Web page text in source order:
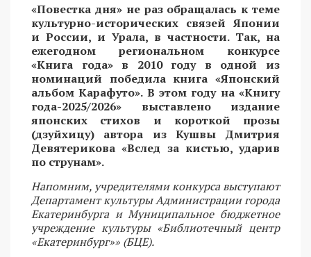
«Повестка дня» не раз обращалась к теме
культурно-исторических связей Японии
и России, и Урала, в частности. Так, на
ежегодном региональном конкурсе
«Книга года» в 2010 году в одной из
номинаций победила книга «Японский
альбом Карафуто». В этом году на «Книгу
года-2025/2026» выставлено издание
японских стихов и короткой прозы
(дзуйхицу) автора из Кушвы Дмитрия
Девятерикова «Вслед за кистью, ударив
по струнам».
Напомним, учредителями конкурса выступают
Департамент культуры Администрации города
Екатеринбурга и Муниципальное бюджетное
учреждение культуры «Библиотечный центр
«Екатеринбург»» (БЦЕ).